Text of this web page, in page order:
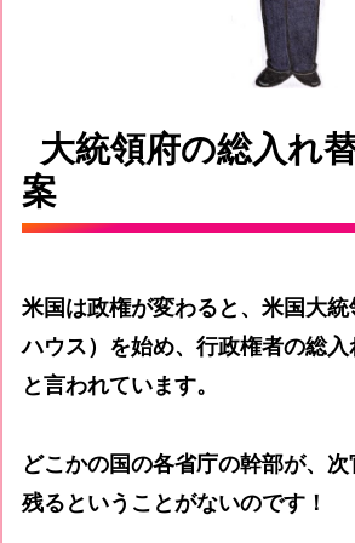
大統領府の総入れ
案
米国は政権が変わると、米国大統
ハウス）を始め、行政権者の総
と言われています。
どこかの国の各省庁の幹部が、
残るということがないのです！